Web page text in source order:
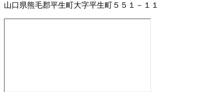
山口県熊毛郡平生町大字平生町５５１－１１